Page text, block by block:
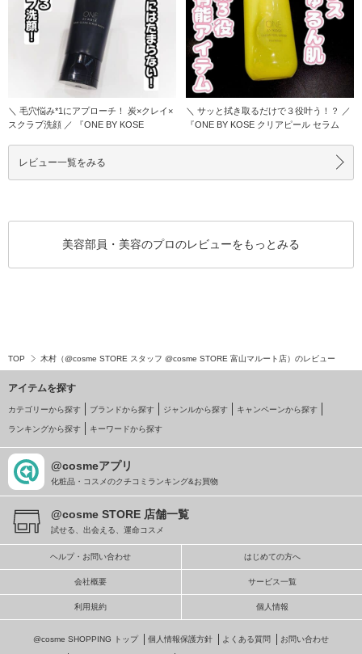
＼ 毛穴悩み*1にアプローチ！ 炭×クレイ×
スクラブ洗顔 ／ 『ONE BY KOSE
＼ サッと拭き取るだけで３役叶う！？ ／
『ONE BY KOSE クリアピール セラム
レビュー一覧をみる
美容部員・美容のプロのレビューをもっとみる
TOP 木村（@cosme STORE スタッフ @cosme STORE 富山マルート店）のレビュー
アイテムを探す
カテゴリーから探す ブランドから探す ジャンルから探す キャンペーンから探す
ランキングから探す キーワードから探す
@cosmeアプリ
化粧品・コスメのクチコミランキング&お買物
@cosme STORE 店舗一覧
試せる、出会える、運命コスメ
ヘルプ・お問い合わせ はじめての方へ
会社概要 サービス一覧
利用規約 個人情報
@cosme SHOPPING トップ 個人情報保護方針 よくある質問 お問い合わせ